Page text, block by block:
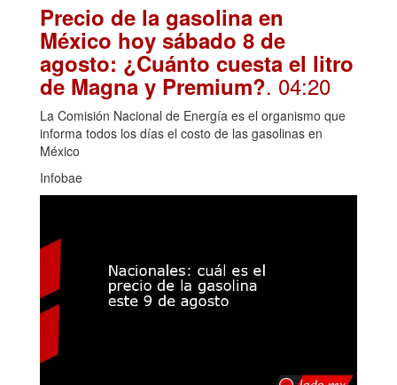
Precio de la gasolina en
México hoy sábado 8 de
agosto: ¿Cuánto cuesta el litro
de Magna y Premium?. 04:20
La Comisión Nacional de Energía es el organismo que
informa todos los días el costo de las gasolinas en
México
Infobae